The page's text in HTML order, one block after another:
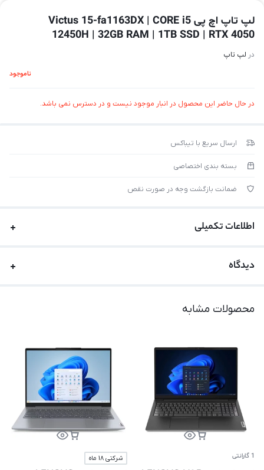
لپ تاپ اچ پی Victus 15-fa1163DX | CORE i5
12450H | 32GB RAM | 1TB SSD | RTX 4050
در لپ تاپ
ناموجود
در حال حاضر این محصول در انبار موجود نیست و در دسترس نمی باشد.
ارسال سریع با تیباکس
بسته بندی اختصاصی
ضمانت بازگشت وجه در صورت نقص
اطلاعات تکمیلی
دیدگاه
محصولات مشابه
1 گارانتی شرکتی 18 ماه